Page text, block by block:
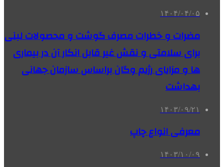
۱۴۰۴/۰۴/۰۵
مضرات و خطرات مصرف گوشت و محصولات لبنی
برای سلامتی و نقش غیر قابل انکار آن در بیماری
ها و مزایای رژیم وگان براساس سازمان جهانی
بهداشت
۱۴۰۳/۰۹/۲۱
معرفی انواع چاپ
۱۴۰۳/۱۰/۰۹